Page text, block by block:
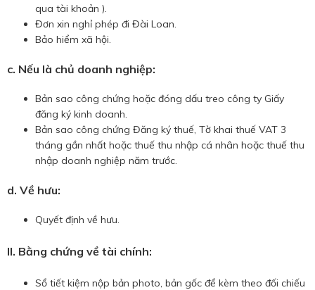
qua tài khoản ).
Đơn xin nghỉ phép đi Đài Loan.
Bảo hiểm xã hội.
c. Nếu là chủ doanh nghiệp:
Bản sao công chứng hoặc đóng dấu treo công ty Giấy
đăng ký kinh doanh.
Bản sao công chứng Đăng ký thuế, Tờ khai thuế VAT 3
tháng gần nhất hoặc thuế thu nhập cá nhân hoặc thuế thu
nhập doanh nghiệp năm trước.
d. Về hưu:
Quyết định về hưu.
II. Bằng chứng về tài chính:
Sổ tiết kiệm nộp bản photo, bản gốc để kèm theo đối chiếu